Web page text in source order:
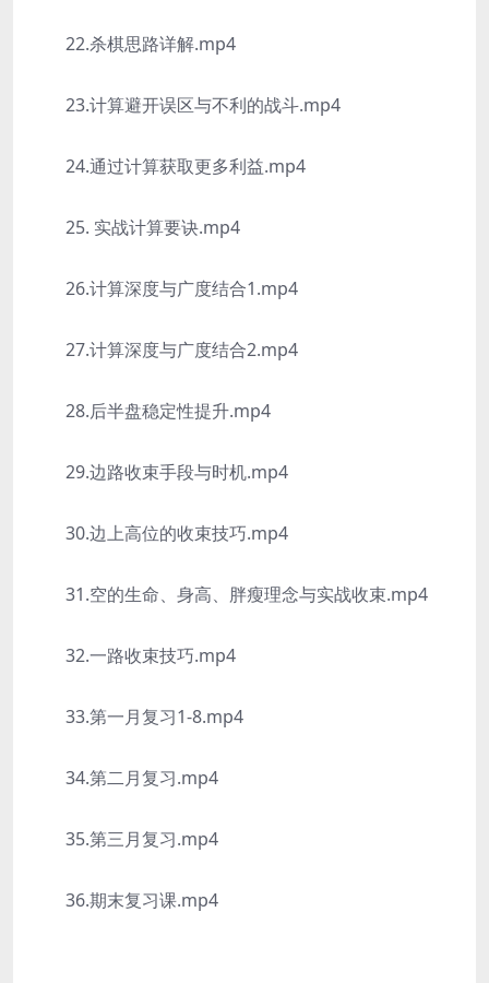
22.杀棋思路详解.mp4
23.计算避开误区与不利的战斗.mp4
24.通过计算获取更多利益.mp4
25. 实战计算要诀.mp4
26.计算深度与广度结合1.mp4
27.计算深度与广度结合2.mp4
28.后半盘稳定性提升.mp4
29.边路收束手段与时机.mp4
30.边上高位的收束技巧.mp4
31.空的生命、身高、胖瘦理念与实战收束.mp4
32.一路收束技巧.mp4
33.第一月复习1-8.mp4
34.第二月复习.mp4
35.第三月复习.mp4
36.期末复习课.mp4